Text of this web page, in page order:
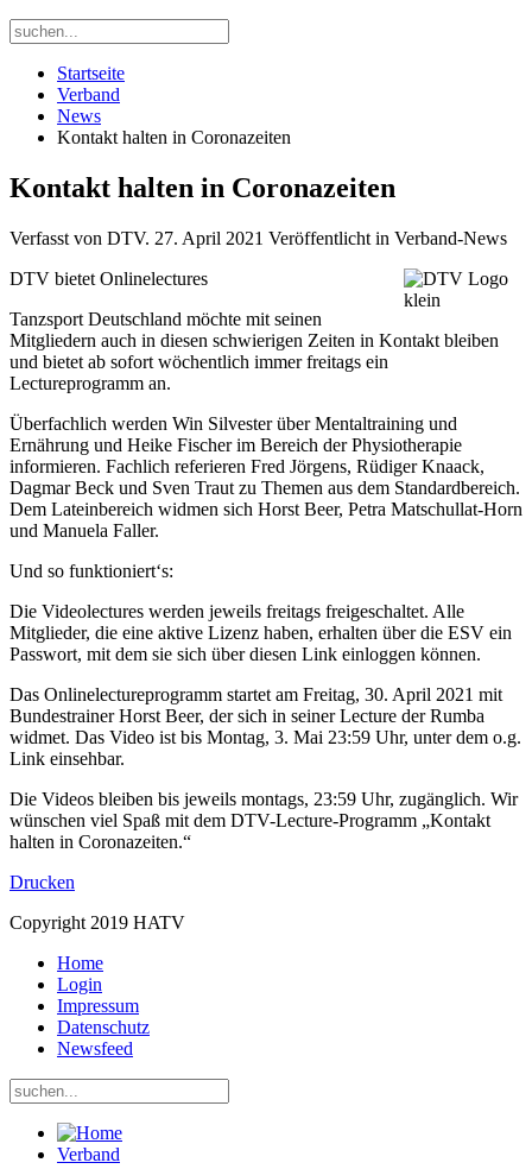
Startseite
Verband
News
Kontakt halten in Coronazeiten
Kontakt halten in Coronazeiten
Verfasst von DTV. 27. April 2021 Veröffentlicht in Verband-News
DTV bietet Onlinelectures
Tanzsport Deutschland möchte mit seinen
Mitgliedern auch in diesen schwierigen Zeiten in Kontakt bleiben
und bietet ab sofort wöchentlich immer freitags ein
Lectureprogramm an.
Überfachlich werden Win Silvester über Mentaltraining und
Ernährung und Heike Fischer im Bereich der Physiotherapie
informieren. Fachlich referieren Fred Jörgens, Rüdiger Knaack,
Dagmar Beck und Sven Traut zu Themen aus dem Standardbereich.
Dem Lateinbereich widmen sich Horst Beer, Petra Matschullat-Horn
und Manuela Faller.
Und so funktioniert‘s:
Die Videolectures werden jeweils freitags freigeschaltet. Alle
Mitglieder, die eine aktive Lizenz haben, erhalten über die ESV ein
Passwort, mit dem sie sich über diesen Link einloggen können.
Das Onlinelectureprogramm startet am Freitag, 30. April 2021 mit
Bundestrainer Horst Beer, der sich in seiner Lecture der Rumba
widmet. Das Video ist bis Montag, 3. Mai 23:59 Uhr, unter dem o.g.
Link einsehbar.
Die Videos bleiben bis jeweils montags, 23:59 Uhr, zugänglich. Wir
wünschen viel Spaß mit dem DTV-Lecture-Programm „Kontakt
halten in Coronazeiten.“
Drucken
Copyright 2019 HATV
Home
Login
Impressum
Datenschutz
Newsfeed
Verband